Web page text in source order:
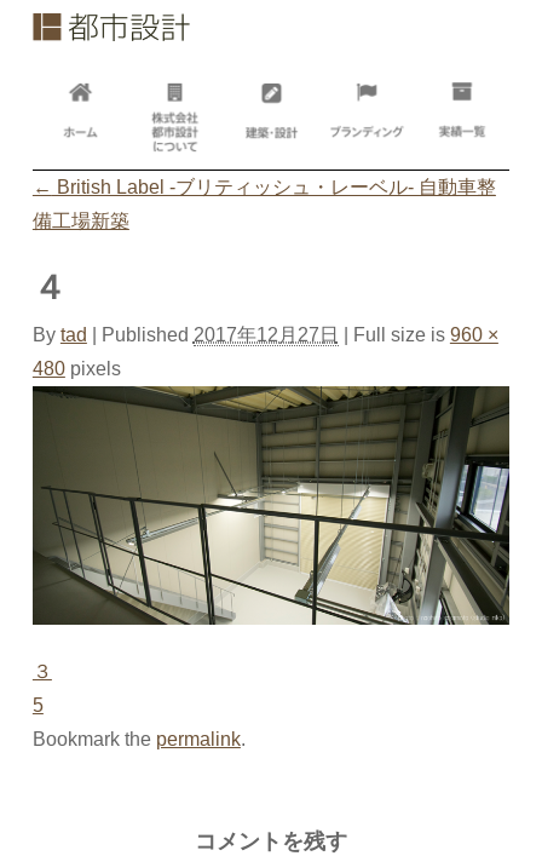
← British Label -ブリティッシュ・レーベル- 自動車整
備工場新築
４
By tad Published 2017年12月27日 | Full size is 960 ×
480pixels
３
5
Bookmark the permalink.
コメントを残す